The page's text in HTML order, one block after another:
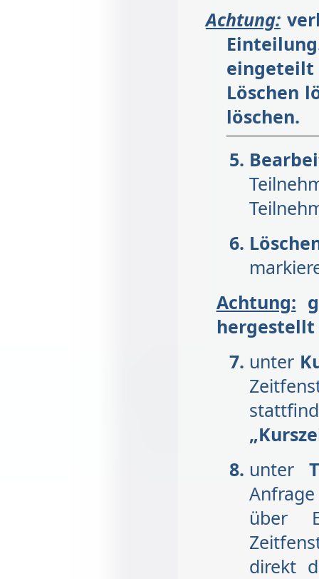
Achtung:
Löschen
löschen.
Achtung:
hergestellt
unter
unter
über
direkt